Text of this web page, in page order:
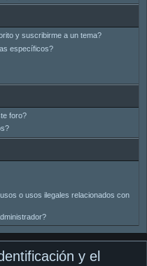
y suscribirme a un tema?
específicos?
foro?
o usos ilegales relacionados con
y el